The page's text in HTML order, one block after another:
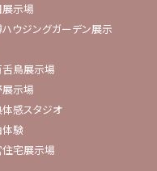
示場
ウジングガーデン展示
鳥展示場
示場
感スタジオ
験
宅展示場